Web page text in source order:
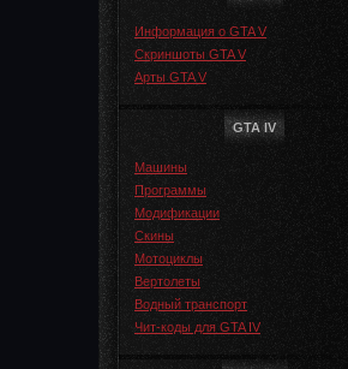
Информация о GTA V
Скриншоты GTA V
Арты GTA V
GTA IV
Машины
Программы
Модификации
Скины
Мотоциклы
Вертолеты
Водный транспорт
Чит-коды для GTA IV